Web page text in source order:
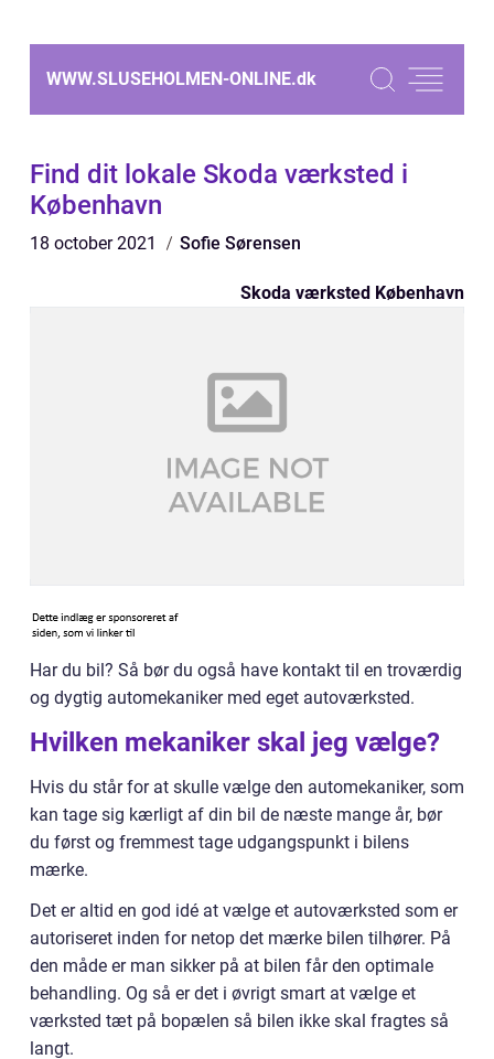
WWW.SLUSEHOLMEN-ONLINE.dk
Find dit lokale Skoda værksted i
København
18 october 2021 Sofie Sørensen
Skoda værksted København
Har du bil? Så bør du også have kontakt til en troværdig
og dygtig automekaniker med eget autoværksted.
Hvilken mekaniker skal jeg vælge?
Hvis du står for at skulle vælge den automekaniker, som
kan tage sig kærligt af din bil de næste mange år, bør
du først og fremmest tage udgangspunkt i bilens
mærke.
Det er altid en god idé at vælge et autoværksted som er
autoriseret inden for netop det mærke bilen tilhører. På
den måde er man sikker på at bilen får den optimale
behandling. Og så er det i øvrigt smart at vælge et
værksted tæt på bopælen så bilen ikke skal fragtes så
langt.